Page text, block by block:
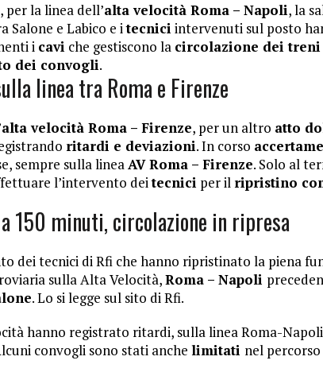
la linea dell’alta velocità Roma – Napoli, la
Salone e Labico e itecnici intervenuti sul posto
i cavi che gestiscono la circolazione dei treni
dei convogli.
linea tra Roma e Firenze
alta velocità Roma – Firenze, per un altro atto
ritardi e deviazioni. In corso
sempre sulla lineaAV Roma – Firenze. Solo al
l’intervento deitecnici per il ripristino
150 minuti, circolazione in ripresa
dei tecnici di Rfi che hanno ripristinato la piena
sulla Alta Velocità,Roma – Napoli
. Lo si legge sul sito di Rfi.
hanno registrato ritardi, sulla linea Roma-
convogli sono stati anche limitati nel percorso